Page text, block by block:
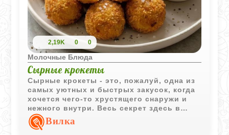
2,19K 0 0
Молочные Блюда
Сырные крокеты
Сырные крокеты - это, пожалуй, одна из
самых уютных и быстрых закусок, когда
хочется чего-то хрустящего снаружи и
нежного внутри. Весь секрет здесь в
обычном плавленом сырке, который при
жарке превращается в тягучую кремовую
Вилка